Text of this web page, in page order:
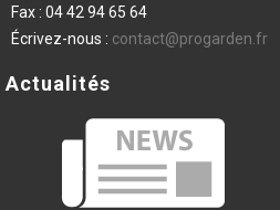
Fax : 04 42 94 65 64
Écrivez-nous : contact@progarden.fr
Actualités